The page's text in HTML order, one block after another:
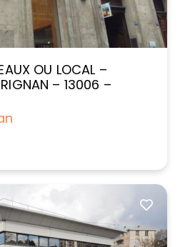
OU LOCAL –
– 13006 –